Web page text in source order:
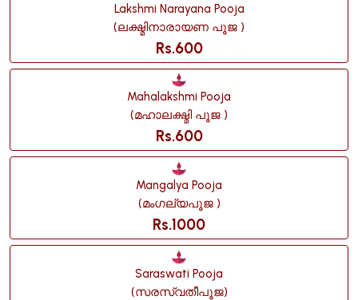
Lakshmi Narayana Pooja
(ലക്ഷ്മിനാരായണ പൂജ )
Rs.600
Mahalakshmi Pooja
(മഹാലക്ഷ്മി പൂജ )
Rs.600
Mangalya Pooja
(മംഗല്യപൂജ )
Rs.1000
Saraswati Pooja
(സരസ്വതീപൂജ)